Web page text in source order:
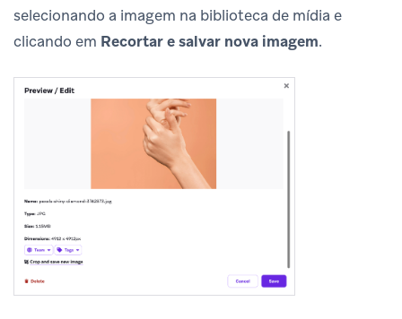
selecionando a imagem na biblioteca de mídia e
clicando em Recortar e salvar nova imagem.